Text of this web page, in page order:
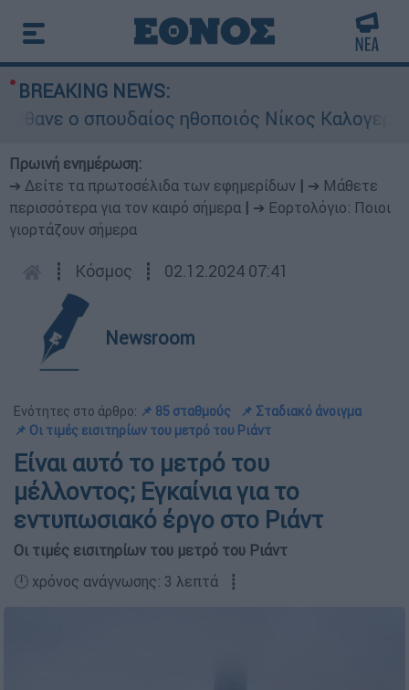
BREAKING NEWS:
ο σπουδαίος ηθοποιός Νίκος
Πρωινή ενημέρωση:
➔ Δείτε τα πρωτοσέλιδα των εφημερίδων
➔ Μάθετε
περισσότερα για τον καιρό σήμερα
➔ Εορτολόγιο: Ποιοι
γιορτάζουν σήμερα
┋ Κόσμος ┋ 02.12.2024 07:41
Newsroom
Ενότητες στο άρθρο: 📌 85 σταθμούς
📌 Σταδιακό άνοιγμα
📌 Οι τιμές εισιτηρίων του μετρό του Ριάντ
Είναι αυτό το μετρό του
μέλλοντος; Εγκαίνια για το
εντυπωσιακό έργο στο Ριάντ
Οι τιμές εισιτηρίων του μετρό του Ριάντ
🕛 χρόνος ανάγνωσης: 3 λεπτά ┋